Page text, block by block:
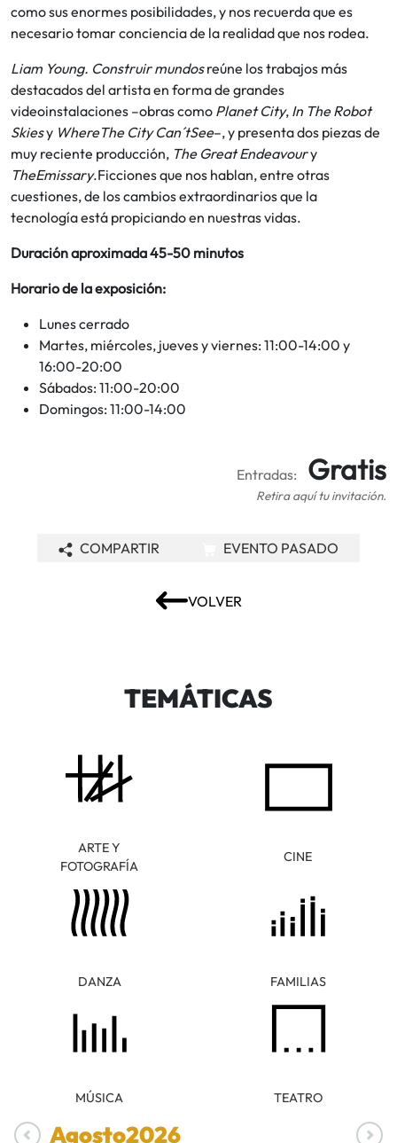
como sus enormes posibilidades, y nos recuerda que es
necesario tomar conciencia de la realidad que nos rodea.
Liam Young. Construir mundosreúne los trabajos más
destacados del artista en forma de grandes
videoinstalaciones –obras como Planet City, In The Robot
Skiesy WhereThe City Can´tSee–, y presenta dos piezas de
muy reciente producción, The Great Endeavoury
TheEmissary.Ficciones que nos hablan, entre otras
cuestiones, de los cambios extraordinarios que la
tecnología está propiciando en nuestras vidas.
Duración aproximada 45-50 minutos
Horario de la exposición:
Lunes cerrado
Martes, miércoles, jueves y viernes: 11:00-14:00 y
16:00-20:00
Sábados: 11:00-20:00
Domingos: 11:00-14:00
Entradas: Gratis
Retira aquí tu invitación.
VOLVER
COMPARTIR EVENTO PASADO
TEMÁTICAS
ARTE Y
FOTOGRAFÍA
CINE
DANZA FAMILIAS
MÚSICA TEATRO
Agosto2026